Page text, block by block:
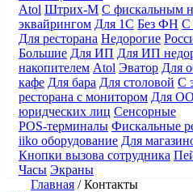
Atol Штрих-М С фискальным
эквайрингом Для 1С Без ФН С
Для ресторана Недорогие
Большие Для ИП Для ИП
накопителем Atol Эватор Для
кафе Для бара Для столовой С
ресторана с монитором Для
юридческих лиц Сенсорные
POS-терминалы Фискальные
iiko оборудование Для
Кнопки вызова сотрудника
Часы Экраны
Главная /Контакты